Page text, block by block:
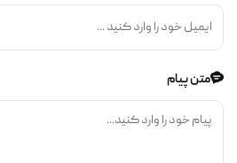
متن پیام